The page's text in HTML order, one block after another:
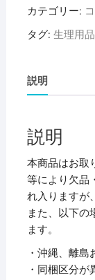
ャ
ム
フ
ィ
お
も
い
ふ
つ
う
の
日
用
カテゴリー:
タグ: 生理用品
説明
説明
本商品はお取
等により欠品
れ入りますが
また、以下の
ます。
・沖縄、離
・同梱区分